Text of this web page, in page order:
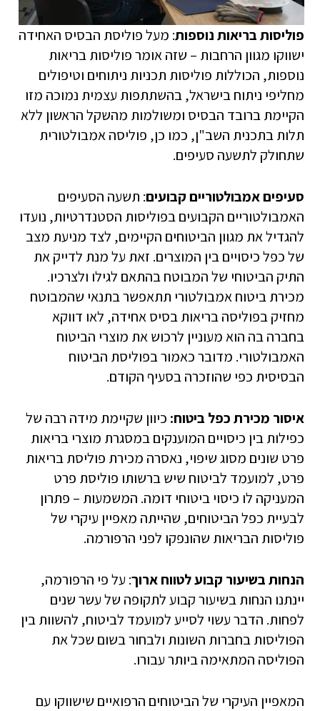
פוליסות בריאות נוספות: מעל פוליסת הבסיס האחידה
ישווקו מגוון הרחבות – שזה אומר פוליסות בריאות
נוספות, הכוללות פוליסות תכניות ניתוחים וטיפולים
מחליפי ניתוח בישראל, בהשתתפות עצמית נמוכה מזו
הקיימת ברובד הבסיס ומשולמות מהשקל הראשון ללא
תלות בתכנית השב"ן, כמו כן, פוליסה אמבולטורית
שתחולק לתשעה סעיפים.
סעיפים אמבולטוריים קבועים: תשעה הסעיפים
האמבולטוריים הקבועים בפוליסות הסטנדרטיות, נועדו
להגדיל את מגוון הביטוחים הקיימים, לצד מניעת מצב
של כפל כיסויים בין המוצרים. זאת על מנת לדייק את
התיק הביטוחי של המבוטח בהתאם לגילו ולצרכיו.
מכירת ביטוח אמבולטורי תתאפשר בתנאי שהמבוטח
מחזיק בפוליסה בריאות בסיס אחידה, לאו דווקא
בחברה בה הוא מעוניין לרכוש את מוצרי הביטוח
האמבולטורי. מדובר כאמור בפוליסת הביטוח
הבסיסית כפי שהוזכרה בסעיף הקודם.
איסור מכירת כפל ביטוח: כיוון שקיימת מידה רבה של
כפילות בין כיסויים המוענקים במסגרת מוצרי בריאות
פרט שונים מסוג שיפוי, נאסרה מכירת פוליסת בריאות
פרט, למועמד לביטוח שיש ברשותו פוליסת פרט
המעניקה לו כיסוי ביטוחי דומה. המשמעות – פתרון
לבעיית כפל הביטוחים, שהייתה מאפיין עיקרי של
פוליסות הבריאות שהונפקו לפני הרפורמה.
הנחות בשיעור קבוע לטווח ארוך: על פי הרפורמה,
יינתנו הנחות בשיעור קבוע לתקופה של עשר שנים
לפחות. הדבר עשוי לסייע למועמד לביטוח, להשוות בין
הפוליסות בחברות השונות ולבחור בשום שכל את
הפוליסה המתאימה ביותר עבורו.
המאפיין העיקרי של הביטוחים הרפואיים שישווקו עם